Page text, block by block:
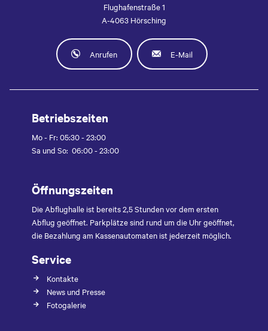
Flughafenstraße 1
A-4063 Hörsching
Anrufen E-Mail
Betriebszeiten
Mo - Fr: 05:30 - 23:00
Sa und So: 06:00 - 23:00
Öffnungszeiten
Die Abflughalle ist bereits 2,5 Stunden vor dem ersten
Abflug geöffnet. Parkplätze sind rund um die Uhr geöffnet,
die Bezahlung am Kassenautomaten ist jederzeit möglich.
Service
Kontakte
News und Presse
Fotogalerie